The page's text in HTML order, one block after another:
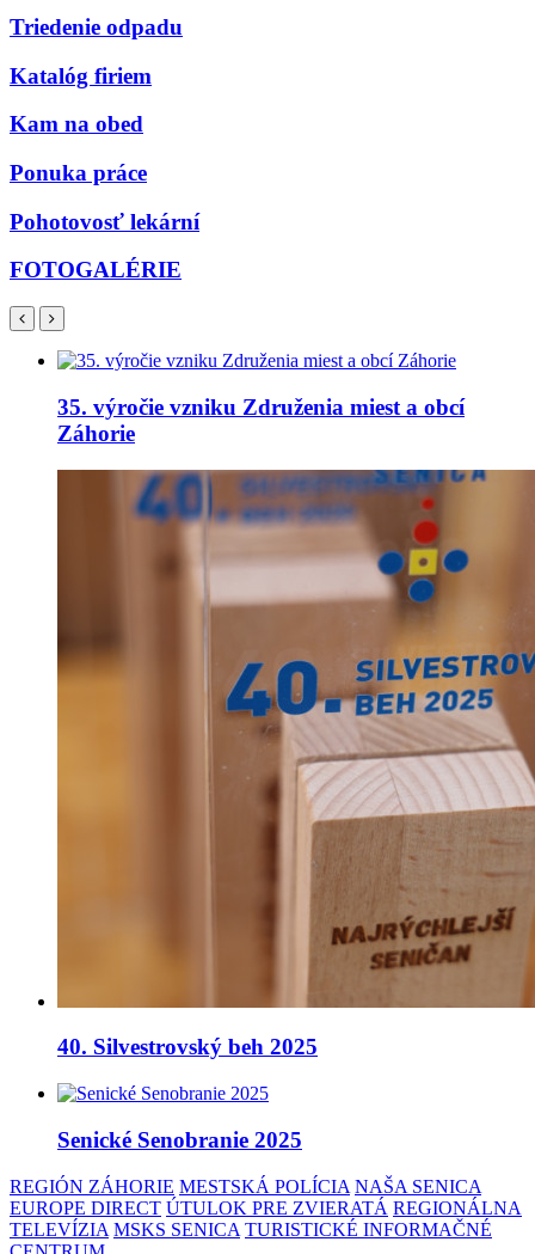
Triedenie odpadu
Katalóg firiem
Kam na obed
Ponuka práce
Pohotovosť lekární
FOTOGALÉRIE
35. výročie vzniku Združenia miest a obcí
Záhorie
40. Silvestrovský beh 2025
Senické Senobranie 2025
REGIÓN ZÁHORIE MESTSKÁ POLÍCIA NAŠA SENICA
EUROPE DIRECT ÚTULOK PRE ZVIERATÁ REGIONÁLNA
TELEVÍZIA MSKS SENICA TURISTICKÉ INFORMAČNÉ